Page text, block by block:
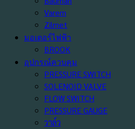
Varem
Zilmet
มอเตอร์ไฟฟ้า
BROOK
อุปกรณ์ควบคุม
PRESSURE SWITCH
SOLENOID VALVE
FLOW SWITCH
PRESSURE GAUGE
วาล์ว